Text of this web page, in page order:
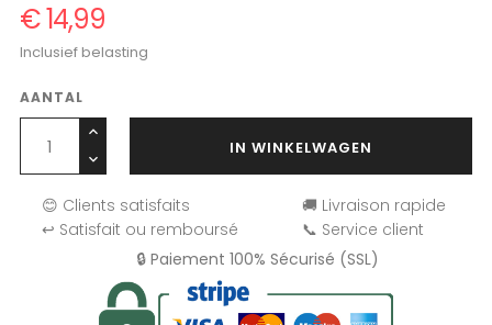
€ 14,99
Inclusief belasting
AANTAL
IN WINKELWAGEN
😊 Clients satisfaits
🚚 Livraison rapide
↩️ Satisfait ou remboursé
📞 Service client
🔒 Paiement 100% Sécurisé (SSL)